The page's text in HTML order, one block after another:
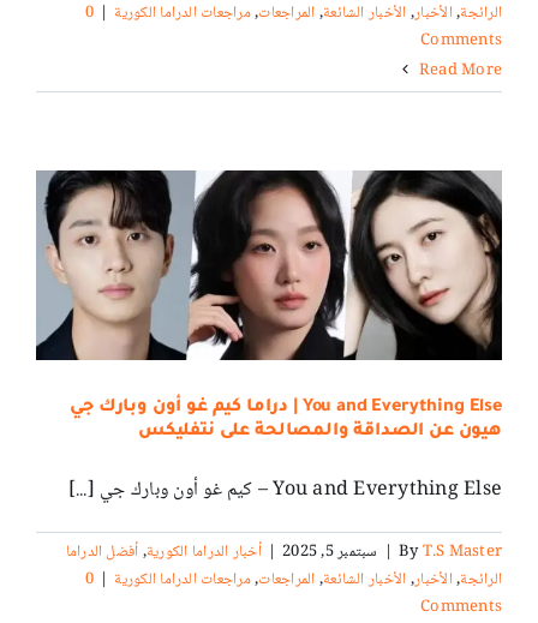
الرائجة,الأخبار,الأخبار الشائعة,المراجعات,مراجعات الدراما الكورية |
0
Comments
Read More
You and Everything Else | دراما كيم غو أون وبارك جي
هيون عن الصداقة والمصالحة على نتفليكس
You and Everything Else – كيم غو أون وبارك جي [...]
ByT.S Master
| سبتمبر 5, 2025 | أخبار الدراما الكورية,أفضل الدراما
الرائجة,الأخبار,الأخبار الشائعة,المراجعات,مراجعات الدراما الكورية |
0
Comments